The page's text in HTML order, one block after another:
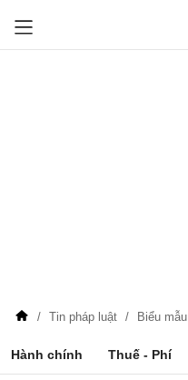
Tin pháp luật Biểu mẫu
Hành chính Thuế - Phí